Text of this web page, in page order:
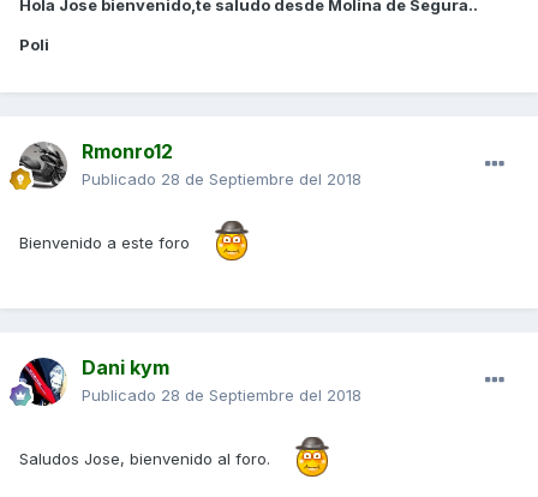
Hola Jose bienvenido,te saludo desde Molina de Segura..
Poli
Rmonro12
Publicado 28 de Septiembre del 2018
Bienvenido a este foro
Dani kym
Publicado 28 de Septiembre del 2018
Saludos Jose, bienvenido al foro.